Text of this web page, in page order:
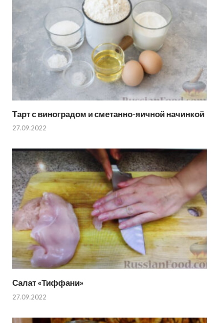
Тарт с виноградом и сметанно-яичной начинкой
27.09.2022
Салат «Тиффани»
27.09.2022